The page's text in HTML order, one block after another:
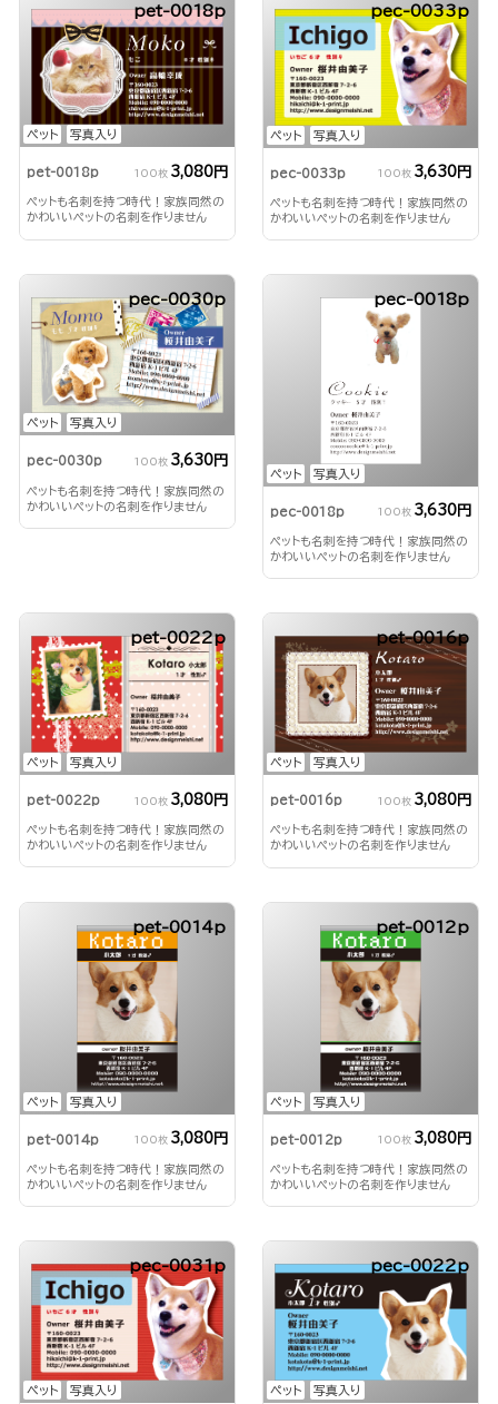
ペット 写真入り
pet-0018p
pet-0018p 100枚 3,080円
ペットも名刺を持つ時代！家族同然の
かわいいペットの名刺を作りません
ペット 写真入り
pec-0033p
pec-0033p 100枚 3,630円
ペットも名刺を持つ時代！家族同然の
かわいいペットの名刺を作りません
ペット 写真入り
pec-0030p
pec-0030p 100枚 3,630円
ペットも名刺を持つ時代！家族同然の
かわいいペットの名刺を作りません
ペット 写真入り
pec-0018p
pec-0018p 100枚 3,630円
ペットも名刺を持つ時代！家族同然の
かわいいペットの名刺を作りません
ペット 写真入り
pet-0022p
pet-0022p 100枚 3,080円
ペットも名刺を持つ時代！家族同然の
かわいいペットの名刺を作りません
ペット 写真入り
pet-0016p
pet-0016p 100枚 3,080円
ペットも名刺を持つ時代！家族同然の
かわいいペットの名刺を作りません
ペット 写真入り
pet-0014p
pet-0014p 100枚 3,080円
ペットも名刺を持つ時代！家族同然の
かわいいペットの名刺を作りません
ペット 写真入り
pet-0012p
pet-0012p 100枚 3,080円
ペットも名刺を持つ時代！家族同然の
かわいいペットの名刺を作りません
ペット 写真入り
pec-0031p
ペット 写真入り
pec-0022p